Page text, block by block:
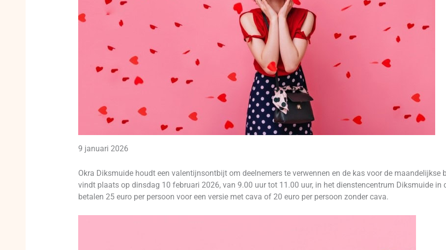
9 januari 2026
Okra Diksmuide houdt een valentijnsontbijt om deelnemers te verwennen en de kas voor de maandelijkse
vindt plaats op dinsdag 10 februari 2026, van 9.00 uur tot 11.00 uur, in het dienstencentrum Diksmuide in
betalen 25 euro per persoon voor een versie met cava of 20 euro per persoon zonder cava.